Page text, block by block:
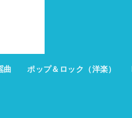
曲 ポップ＆ロック（洋楽）